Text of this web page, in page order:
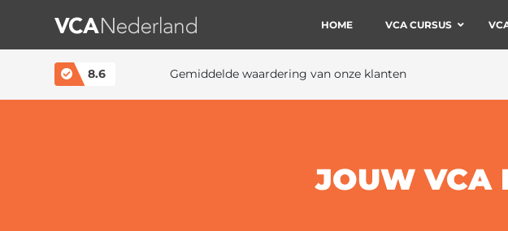
MAIN NAVIGATION HOME VCA CURSUS
8.6 Gemiddelde waardering van onze klanten
JOUW VCA